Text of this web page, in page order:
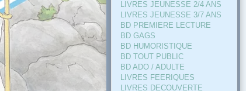
LIVRES JEUNESSE 2/4 ANS
LIVRES JEUNESSE 3/7 ANS
BD PREMIERE LECTURE
BD GAGS
BD HUMORISTIQUE
BD TOUT PUBLIC
BD ADO / ADULTE
LIVRES FEERIQUES
LIVRES DECOUVERTE